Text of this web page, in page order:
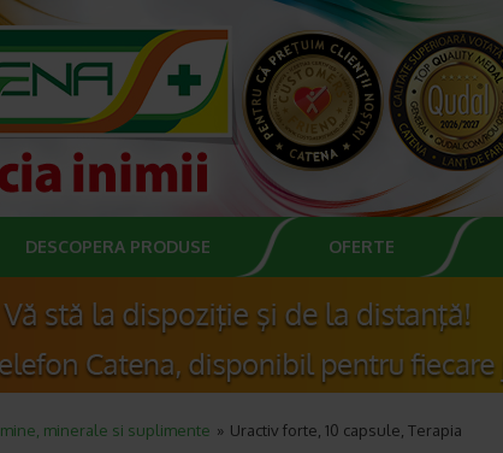
DESCOPERA PRODUSE OFERTE
minerale si suplimente Uractiv forte, 10 capsule, Terapia